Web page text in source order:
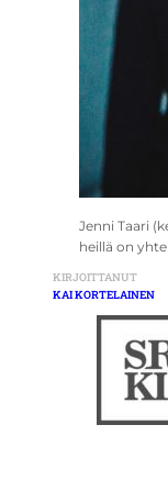
Jenni Taari
heillä on
KIRJOITTANUT
KAI KORTELAINEN